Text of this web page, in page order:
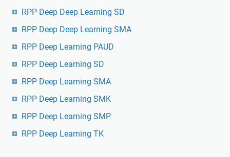
RPP Deep Deep Learning SD
RPP Deep Deep Learning SMA
RPP Deep Learning PAUD
RPP Deep Learning SD
RPP Deep Learning SMA
RPP Deep Learning SMK
RPP Deep Learning SMP
RPP Deep Learning TK